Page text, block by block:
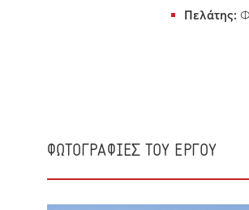
Πελάτης:
ΦΩΤΟΓΡΑΦΙΕΣ ΤΟΥ ΕΡΓΟΥ